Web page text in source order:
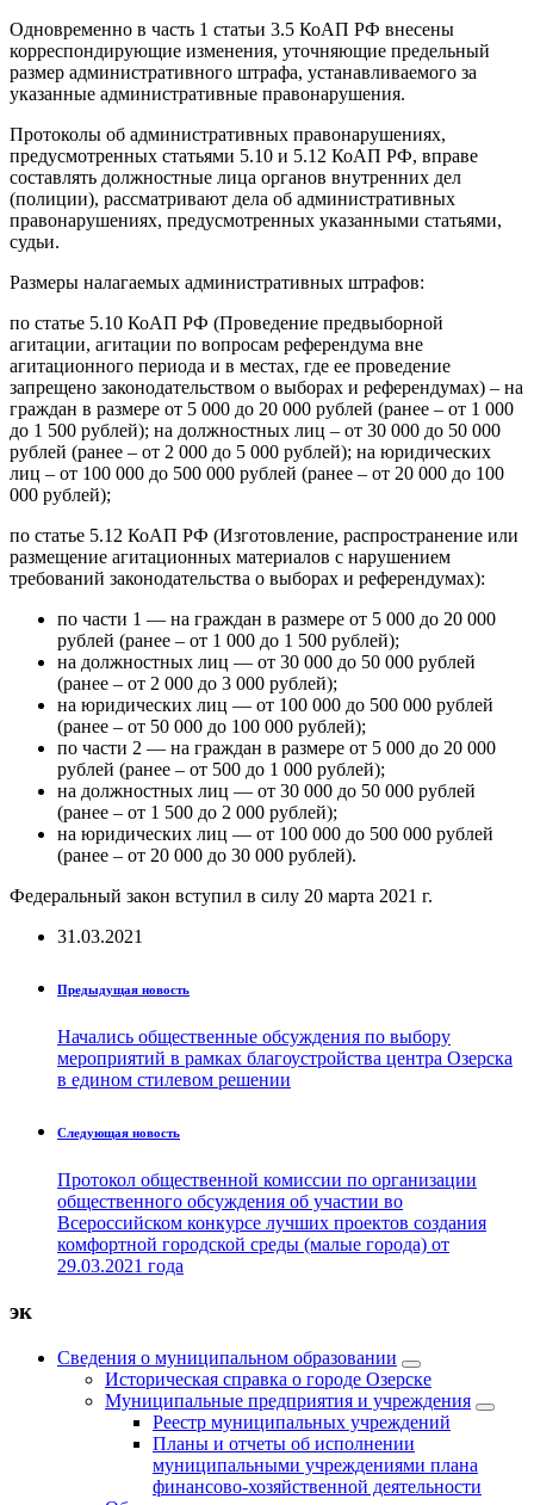
Одновременно в часть 1 статьи 3.5 КоАП РФ внесены
корреспондирующие изменения, уточняющие предельный
размер административного штрафа, устанавливаемого за
указанные административные правонарушения.
Протоколы об административных правонарушениях,
предусмотренных статьями 5.10 и 5.12 КоАП РФ, вправе
составлять должностные лица органов внутренних дел
(полиции), рассматривают дела об административных
правонарушениях, предусмотренных указанными статьями,
судьи.
Размеры налагаемых административных штрафов:
по статье 5.10 КоАП РФ (Проведение предвыборной
агитации, агитации по вопросам референдума вне
агитационного периода и в местах, где ее проведение
запрещено законодательством о выборах и референдумах) – на
граждан в размере от 5 000 до 20 000 рублей (ранее – от 1 000
до 1 500 рублей); на должностных лиц – от 30 000 до 50 000
рублей (ранее – от 2 000 до 5 000 рублей); на юридических
лиц – от 100 000 до 500 000 рублей (ранее – от 20 000 до 100
000 рублей);
по статье 5.12 КоАП РФ (Изготовление, распространение или
размещение агитационных материалов с нарушением
требований законодательства о выборах и референдумах):
по части 1 — на граждан в размере от 5 000 до 20 000
рублей (ранее – от 1 000 до 1 500 рублей);
на должностных лиц — от 30 000 до 50 000 рублей
(ранее – от 2 000 до 3 000 рублей);
на юридических лиц — от 100 000 до 500 000 рублей
(ранее – от 50 000 до 100 000 рублей);
по части 2 — на граждан в размере от 5 000 до 20 000
рублей (ранее – от 500 до 1 000 рублей);
на должностных лиц — от 30 000 до 50 000 рублей
(ранее – от 1 500 до 2 000 рублей);
на юридических лиц — от 100 000 до 500 000 рублей
(ранее – от 20 000 до 30 000 рублей).
Федеральный закон вступил в силу 20 марта 2021 г.
31.03.2021
Предыдущая новость
Начались общественные обсуждения по выбору
мероприятий в рамках благоустройства центра Озерска
в едином стилевом решении
Следующая новость
Протокол общественной комиссии по организации
общественного обсуждения об участии во
Всероссийском конкурсе лучших проектов создания
комфортной городской среды (малые города) от
29.03.2021 года
эк
Сведения о муниципальном образовании
Историческая справка о городе Озерске
Муниципальные предприятия и учреждения
Реестр муниципальных учреждений
Планы и отчеты об исполнении
муниципальными учреждениями плана
финансово-хозяйственной деятельности